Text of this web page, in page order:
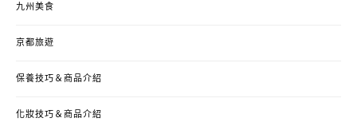
九州美食
京都旅遊
保養技巧＆商品介紹
化妝技巧＆商品介紹